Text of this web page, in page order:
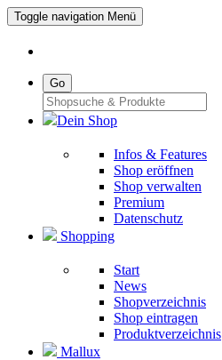
Toggle navigation Menü
Go
Dein Shop
Infos & Features
Shop eröffnen
Shop verwalten
Premium
Datenschutz
Shopping
Start
News
Shopverzeichnis
Shop eintragen
Produktverzeichnis
Mallux